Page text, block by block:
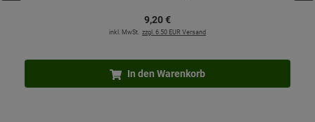
9,20€
inkl. MwSt. zzgl. 6.50 EUR Versand
In den Warenkorb